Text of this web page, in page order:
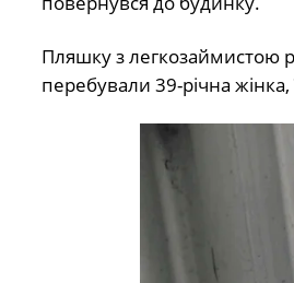
Пляшку з легкозаймистою
перебували 39-річна жінка,